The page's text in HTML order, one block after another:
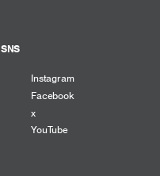
SNS
Instagram
Facebook
x
YouTube